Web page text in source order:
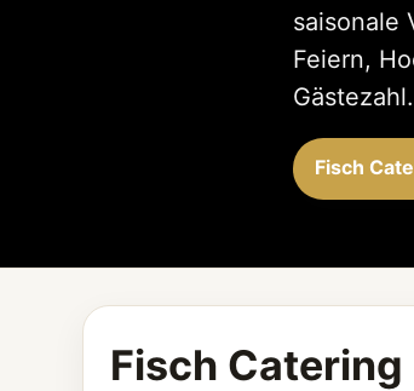
saisonale
Feiern,
Gästezahl.
Fisch
Fisch